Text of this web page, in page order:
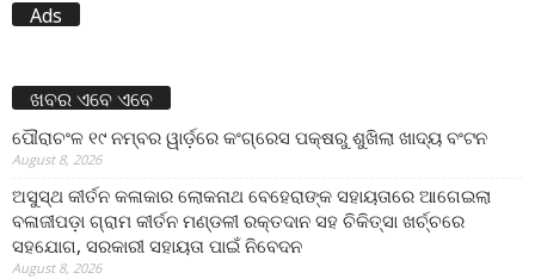
Ads
ଖବର ଏବେ ଏବେ
ପୌରାଚଂଳ ୧୯ ନମ୍ବର ୱାର୍ଡ଼ରେ କଂଗ୍ରେସ ପକ୍ଷରୁ ଶୁଖିଲା ଖାଦ୍ୟ ବଂଟନ
August 8, 2026
ଅସୁସ୍ଥ କୀର୍ତନ କଳାକାର ଲୋକନାଥ ବେହେରାଙ୍କ ସହାୟତାରେ ଆଗେଇଲା
ବଳାଜୀପଡ଼ା ଗ୍ରାମ କୀର୍ତନ ମଣ୍ଡଳୀ ରକ୍ତଦାନ ସହ ଚିକିତ୍ସା ଖର୍ଚ୍ଚରେ
ସହଯୋଗ, ସରକାରୀ ସହାୟତା ପାଇଁ ନିବେଦନ
August 8, 2026